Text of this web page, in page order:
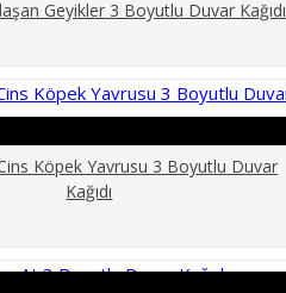
Geyikler 3 Boyutlu Duvar Kağıdı
Köpek Yavrusu 3 Boyutlu Duvar
Kağıdı